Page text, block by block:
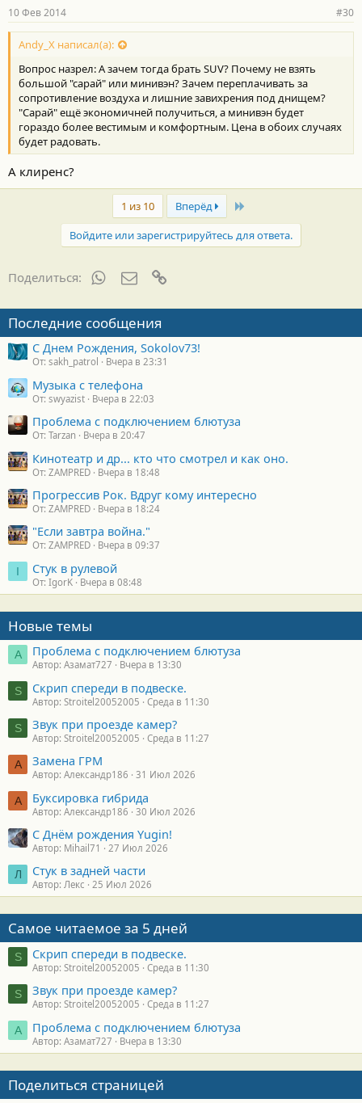
н
о
с
и
:
10 Фев 2014 #30
Andy_X написал(а):
Вопрос назрел: А зачем тогда брать SUV? Почему не взять
большой "сарай" или минивэн? Зачем переплачивать за
сопротивление воздуха и лишние завихрения под днищем?
"Сарай" ещё экономичней получиться, а минивэн будет
гораздо более вестимым и комфортным. Цена в обоих случаях
будет радовать.
А клиренс?
1 из 10 Вперёд
Войдите или зарегистрируйтесь для ответа.
Поделиться: WhatsAppЭлектронная почта
Последние сообщения
С Днем Рождения, Sokolov73!
От: sakh_patrol Вчера в 23:31
Музыка с телефона
От: swyazist Вчера в 22:03
Проблема с подключением блютуза
От: Tarzan Вчера в 20:47
Кинотеатр и др... кто что смотрел и как оно.
От: ZAMPRED Вчера в 18:48
Прогрессив Рок. Вдруг кому интересно
От: ZAMPRED Вчера в 18:24
"Если завтра война."
От: ZAMPRED Вчера в 09:37
I Стук в рулевой
От: IgorK Вчера в 08:48
Новые темы
А Проблема с подключением блютуза
Автор: Азамат727 Вчера в 13:30
S Скрип спереди в подвеске.
Автор: Stroitel20052005 Среда в 11:30
S Звук при проезде камер?
Автор: Stroitel20052005 Среда в 11:27
А Замена ГРМ
Автор: Александр186 31 Июл 2026
А Буксировка гибрида
Автор: Александр186 30 Июл 2026
С Днём рождения Yugin!
Автор: Mihail71 27 Июл 2026
Л Стук в задней части
Автор: Лекс 25 Июл 2026
Самое читаемое за 5 дней
S Скрип спереди в подвеске.
Автор: Stroitel20052005 Среда в 11:30
S Звук при проезде камер?
Автор: Stroitel20052005 Среда в 11:27
А Проблема с подключением блютуза
Автор: Азамат727 Вчера в 13:30
Поделиться страницей